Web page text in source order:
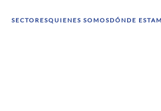
SECTORESQUIENES SOMOSDÓNDE